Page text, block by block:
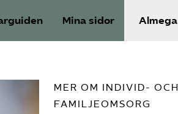
Mina sidor Almega
Valmanifest
MER OM INDIVID- OCH
FAMILJEOMSORG